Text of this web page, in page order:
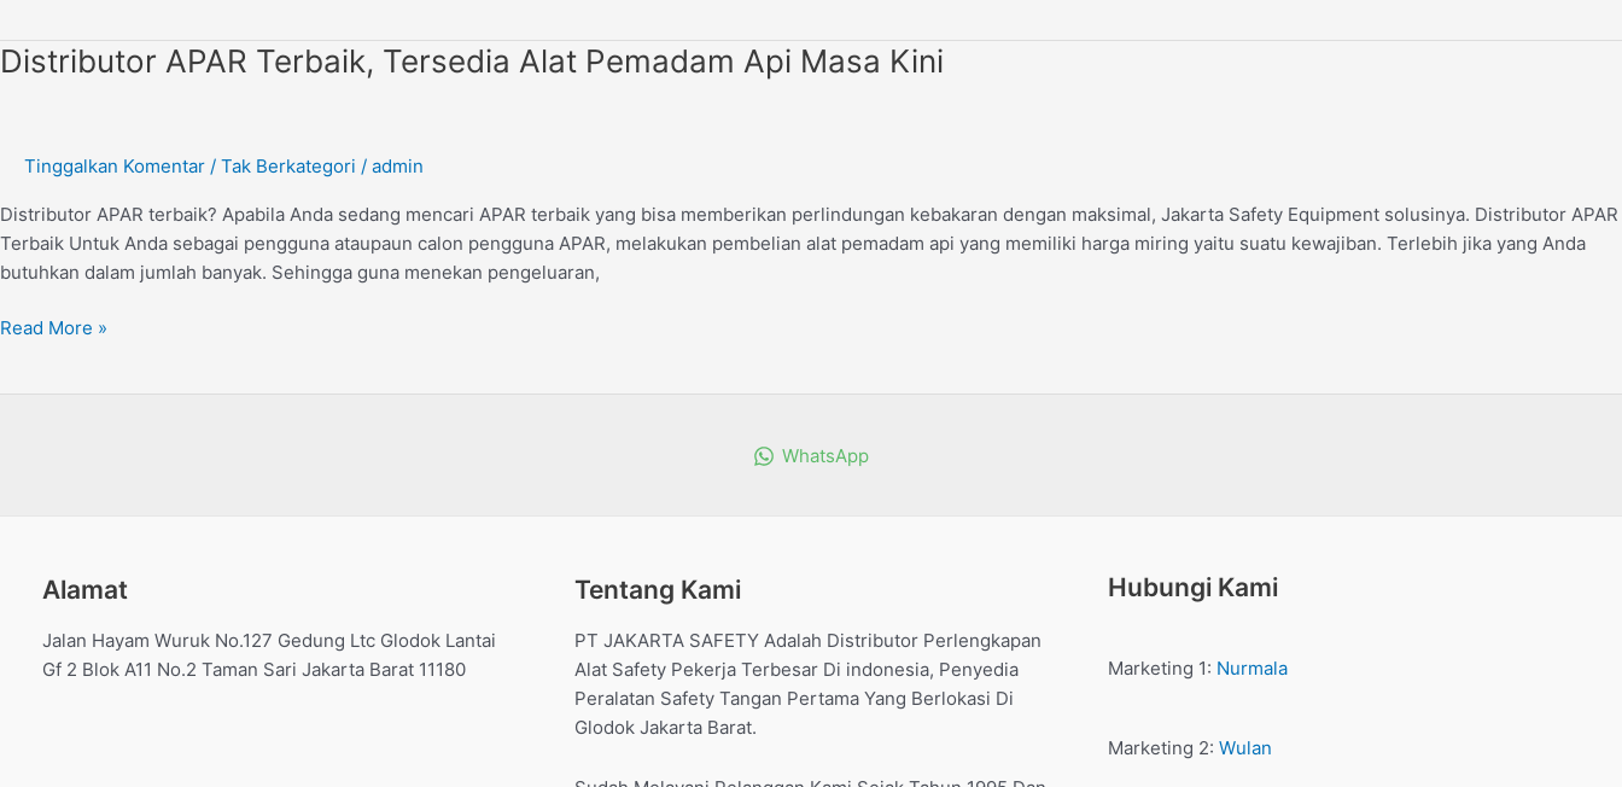
Distributor APAR Terbaik, Tersedia Alat Pemadam Api Masa Kini
Tinggalkan Komentar / Tak Berkategori / admin
Distributor APAR terbaik? Apabila Anda sedang mencari APAR terbaik yang bisa memberikan perlindungan kebakaran dengan maksimal, Jakarta Safety Equipment solusinya. Distributor APAR
Terbaik Untuk Anda sebagai pengguna ataupaun calon pengguna APAR, melakukan pembelian alat pemadam api yang memiliki harga miring yaitu suatu kewajiban. Terlebih jika yang Anda
butuhkan dalam jumlah banyak. Sehingga guna menekan pengeluaran,
Distributor
Alat
Api
Masa
Kini
Read More »
WhatsApp
Alamat
Jalan Hayam Wuruk No.127 Gedung Ltc Glodok Lantai
Gf 2 Blok A11 No.2 Taman Sari Jakarta Barat 11180
Tentang Kami
PT JAKARTA SAFETY Adalah Distributor Perlengkapan
Alat Safety Pekerja Terbesar Di indonesia, Penyedia
Peralatan Safety Tangan Pertama Yang Berlokasi Di
Glodok Jakarta Barat.
Hubungi Kami
Marketing 1: Nurmala
Marketing 2: Wulan